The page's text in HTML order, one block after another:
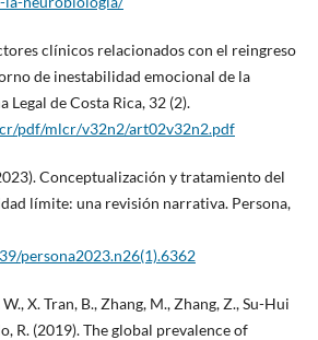
clínicos relacionados con el reingreso
de inestabilidad emocional de la
Legal de Costa Rica, 32 (2).
pdf/mlcr/v32n2/art02v32n2.pdf
Conceptualización y tratamiento del
límite: una revisión narrativa. Persona,
persona2023.n26(1).6362
X. Tran, B., Zhang, M., Zhang, Z., Su-Hui
R. (2019). The global prevalence of